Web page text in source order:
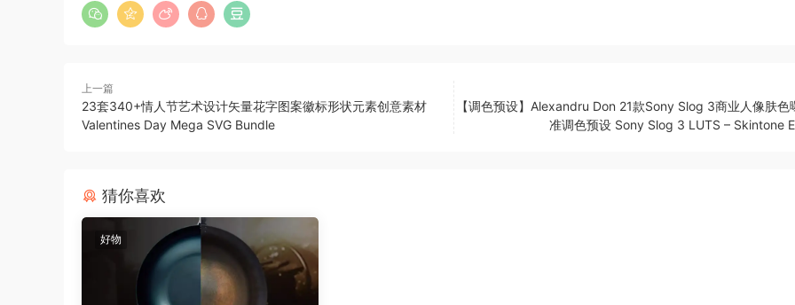
上一篇
23套340+情人节艺术设计矢量花字图案徽标形状元素创意素材
Valentines Day Mega SVG Bundle
【调色预设】Alexandru Don 21款Sony Slog 3商业人像肤色
准调色预设 Sony Slog 3 LUTS – Skintone
猜你喜欢
好物